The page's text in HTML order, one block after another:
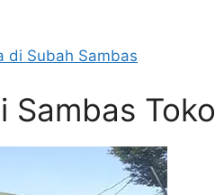
di Subah Sambas
Sambas Toko